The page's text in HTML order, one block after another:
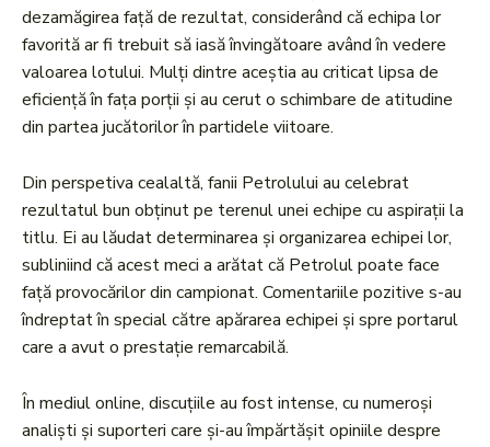
dezamăgirea față de rezultat, considerând că echipa lor
favorită ar fi trebuit să iasă învingătoare având în vedere
valoarea lotului. Mulți dintre aceștia au criticat lipsa de
eficiență în fața porții și au cerut o schimbare de atitudine
din partea jucătorilor în partidele viitoare.
Din perspetiva cealaltă, fanii Petrolului au celebrat
rezultatul bun obținut pe terenul unei echipe cu aspirații la
titlu. Ei au lăudat determinarea și organizarea echipei lor,
subliniind că acest meci a arătat că Petrolul poate face
față provocărilor din campionat. Comentariile pozitive s-au
îndreptat în special către apărarea echipei și spre portarul
care a avut o prestație remarcabilă.
În mediul online, discuțiile au fost intense, cu numeroși
analiști și suporteri care și-au împărtășit opiniile despre